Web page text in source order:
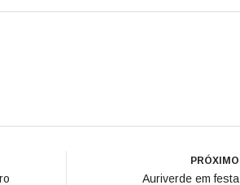
PRÓXIMO
Auriverde em festa